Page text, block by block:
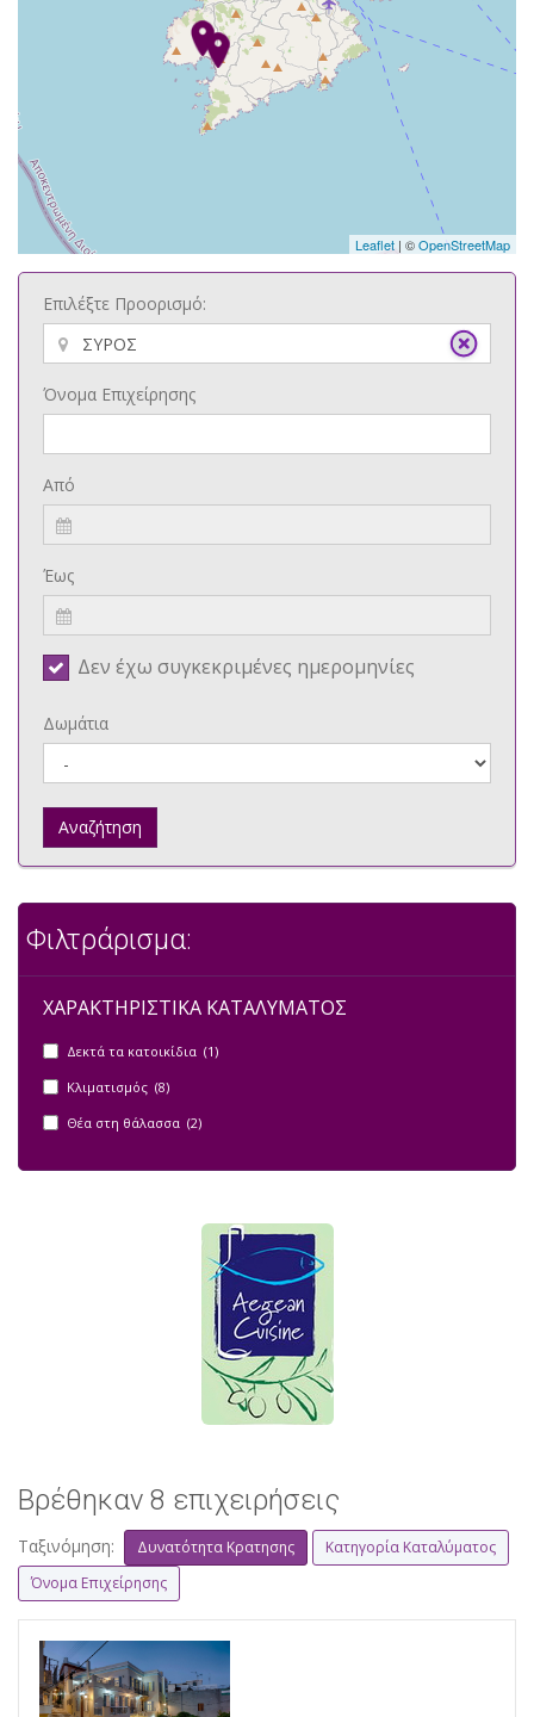
Leaflet | ©OpenStreetMap
Επιλέξτε Προορισμό:
Όνομα Επιχείρησης
Από
Έως
Δεν έχω συγκεκριμένες ημερομηνίες
Δωμάτια
Αναζήτηση
Φιλτράρισμα:
ΧΑΡΑΚΤΗΡΙΣΤΙΚΑ ΚΑΤΑΛΥΜΑΤΟΣ
Δεκτά τα κατοικίδια (1)
Κλιματισμός (8)
Θέα στη θάλασσα (2)
Βρέθηκαν 8 επιχειρήσεις
Ταξινόμηση: Δυνατότητα Κρατησης
Κατηγορία Καταλύματος
Όνομα Επιχείρησης